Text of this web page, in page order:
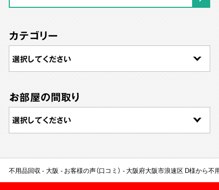
カテゴリー
お部屋の間取り
不用品回収 大阪 お客様の声（口コミ） 大阪府大阪市浪速区 D様から不